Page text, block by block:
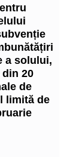
a solului,
20
de
limită de